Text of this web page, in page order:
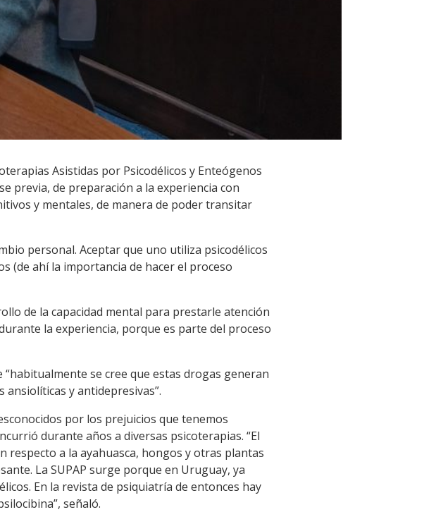
Asistidas por Psicodélicos y Enteógenos
previa, de preparación a la experiencia con
y mentales, de manera de poder transitar
personal. Aceptar que uno utiliza psicodélicos
(de ahí la importancia de hacer el proceso
de la capacidad mental para prestarle atención
la experiencia, porque es parte del proceso
se cree que estas drogas generan
y antidepresivas”.
por los prejuicios que tenemos
durante años a diversas psicoterapias. “El
respecto a la ayahuasca, hongos y otras plantas
La SUPAP surge porque en Uruguay, ya
En la revista de psiquiatría de entonces hay
señaló.